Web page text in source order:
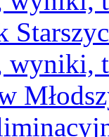
wyniki,